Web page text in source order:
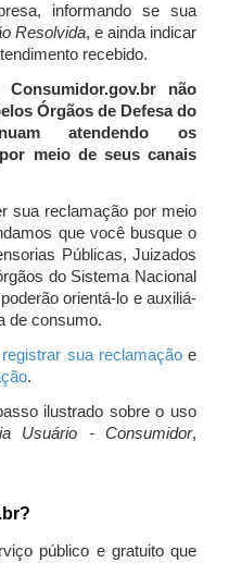
informando se sua
Resolvida, e ainda indicar
recebido.
não
Órgãos de Defesa do
atendendo os
meio de seus canais
sua reclamação por meio
que você busque o
Públicas, Juizados
do Sistema Nacional
orientá-lo e auxiliá-
de consumo.
registrar sua reclamaçãoe
.
ilustrado sobre o uso
Usuário - Consumidor,
público e gratuito que